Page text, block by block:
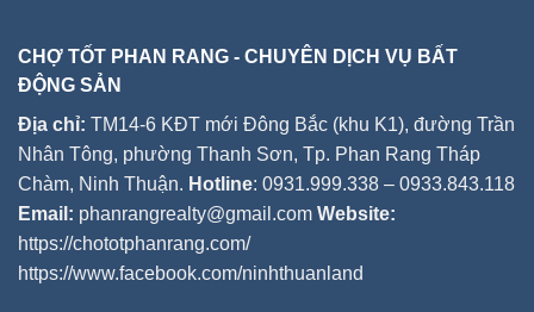
CHỢ TỐT PHAN RANG - CHUYÊN DỊCH VỤ BẤT
ĐỘNG SẢN
Địa chỉ: TM14-6 KĐT mới Đông Bắc (khu K1), đường Trần
Nhân Tông, phường Thanh Sơn, Tp. Phan Rang Tháp
Chàm, Ninh Thuận. Hotline: 0931.999.338 – 0933.843.118
Email: phanrangrealty@gmail.com Website:
https://chototphanrang.com/
https://www.facebook.com/ninhthuanland